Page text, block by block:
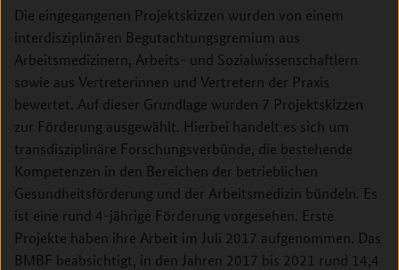
Die eingegangenen Projektskizzen wurden von einem
interdisziplinären Begutachtungsgremium aus
Arbeitsmedizinern, Arbeits- und Sozialwissenschaftlern
sowie aus Vertreterinnen und Vertretern der Praxis
bewertet. Auf dieser Grundlage wurden 7 Projektskizzen
zur Förderung ausgewählt. Hierbei handelt es sich um
transdisziplinäre Forschungsverbünde, die bestehende
Kompetenzen in den Bereichen der betrieblichen
Gesundheitsförderung und der Arbeitsmedizin bündeln. Es
ist eine rund 4-jährige Förderung vorgesehen. Erste
Projekte haben ihre Arbeit im Juli 2017 aufgenommen. Das
BMBF beabsichtigt, in den Jahren 2017 bis 2021 rund 14,4